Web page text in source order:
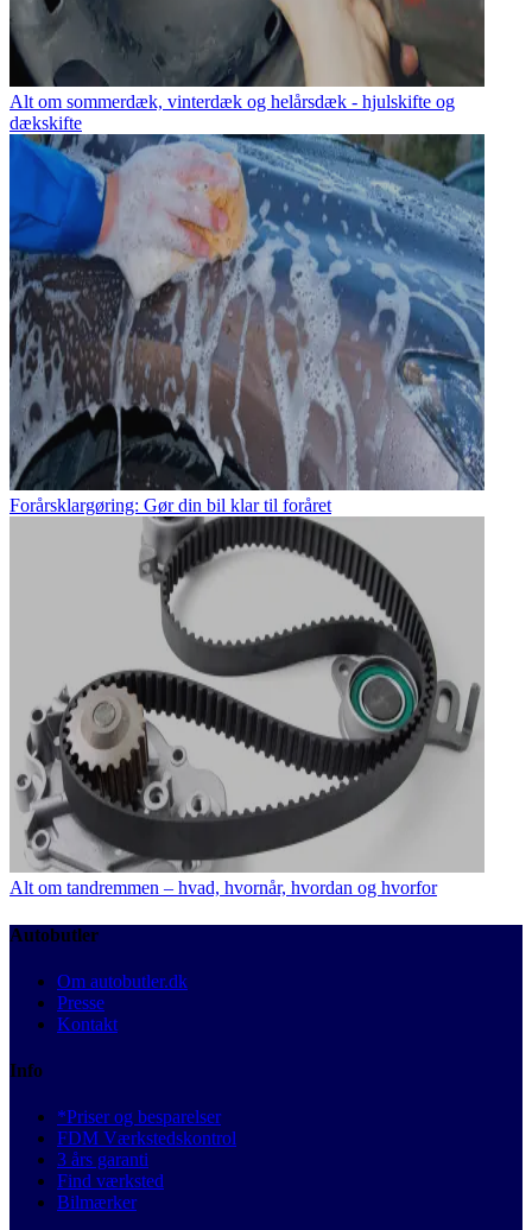
Alt om sommerdæk, vinterdæk og helårsdæk - hjulskifte og
dækskifte
Forårsklargøring: Gør din bil klar til foråret
Alt om tandremmen – hvad, hvornår, hvordan og hvorfor
Autobutler
Om autobutler.dk
Presse
Kontakt
Info
*Priser og besparelser
FDM Værkstedskontrol
3 års garanti
Find værksted
Bilmærker